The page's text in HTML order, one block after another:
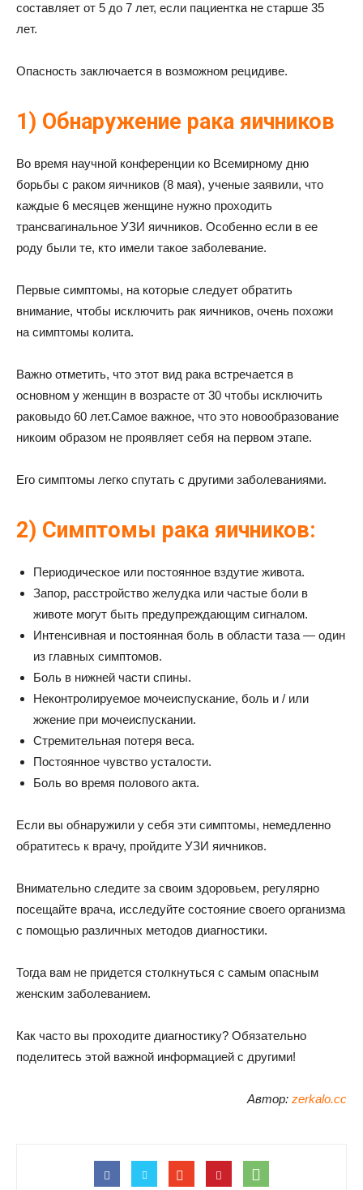
составляет от 5 до 7 лет, если пациентка не старше 35
лет.
Опасность заключается в возможном рецидиве.
1) Обнаружение рака яичников
Во время научной конференции ко Всемирному дню
борьбы с раком яичников (8 мая), ученые заявили, что
каждые 6 месяцев женщине нужно проходить
трансвагинальное УЗИ яичников. Особенно если в ее
роду были те, кто имели такое заболевание.
Первые симптомы, на которые следует обратить
внимание, чтобы исключить рак яичников, очень похожи
на симптомы колита.
Важно отметить, что этот вид рака встречается в
основном у женщин в возрасте от 30 чтобы исключить
раковыдо 60 лет.Самое важное, что это новообразование
никоим образом не проявляет себя на первом этапе.
Его симптомы легко спутать с другими заболеваниями.
2) Симптомы рака яичников:
Периодическое или постоянное вздутие живота.
Запор, расстройство желудка или частые боли в
животе могут быть предупреждающим сигналом.
Интенсивная и постоянная боль в области таза — один
из главных симптомов.
Боль в нижней части спины.
Неконтролируемое мочеиспускание, боль и / или
жжение при мочеиспускании.
Стремительная потеря веса.
Постоянное чувство усталости.
Боль во время полового акта.
Если вы обнаружили у себя эти симптомы, немедленно
обратитесь к врачу, пройдите УЗИ яичников.
Внимательно следите за своим здоровьем, регулярно
посещайте врача, исследуйте состояние своего организма
с помощью различных методов диагностики.
Тогда вам не придется столкнуться с самым опасным
женским заболеванием.
Как часто вы проходите диагностику? Обязательно
поделитесь этой важной информацией с другими!
Автор: zerkalo.cc